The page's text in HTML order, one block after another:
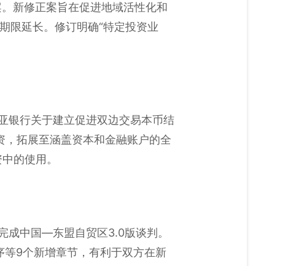
新修正案旨在促进地域活性化和
限延长。修订明确“特定投资业
银行关于建立促进双边交易本币结
拓展至涵盖资本和金融账户的全
的使用。
成中国—东盟自贸区3.0版谈判。
9个新增章节，有利于双方在新